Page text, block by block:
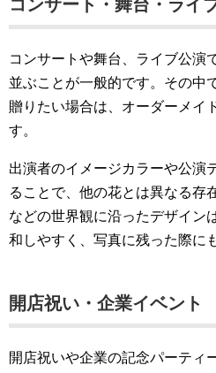
コンサート・舞台・ライ
コンサートや舞台、ライブ公演
並ぶことが一般的です。その中
贈りたい場合は、オーダーメイ
す。
出演者のイメージカラーや公演
ることで、他の花とは異なる存
などの世界観に沿ったデザイン
和しやすく、写真に残った際に
開店祝い・企業イベント
開店祝いや企業の記念パーティ